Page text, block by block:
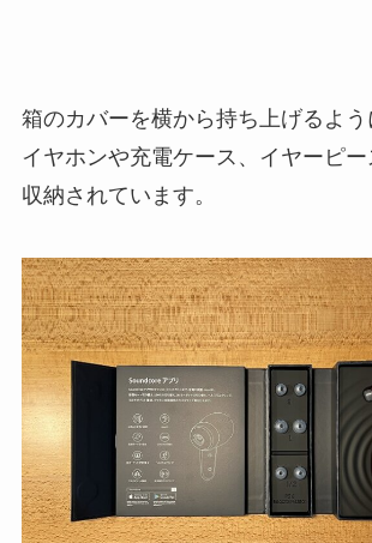
箱のカバーを横から持ち上げるよう
イヤホンや充電ケース、イヤーピ
収納されています。